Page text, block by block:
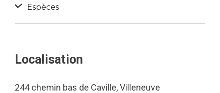
Espèces
Localisation
244 chemin bas de Caville, Villeneuve